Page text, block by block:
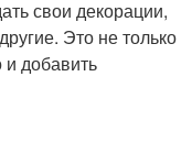
свои декорации,
Это не только
и добавить